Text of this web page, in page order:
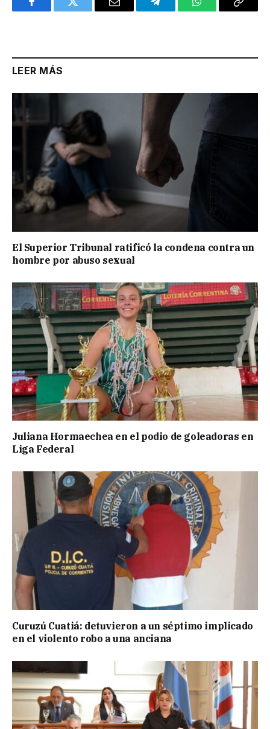
FacebookTwitter Email TelegramWhatsAppCopy
LEER MÁS
El Superior Tribunal ratificó la condena contra un
hombre por abuso sexual
Juliana Hormaechea en el podio de goleadoras en
Liga Federal
Curuzú Cuatiá: detuvieron a un séptimo implicado
en el violento robo a una anciana